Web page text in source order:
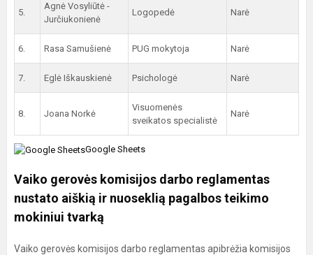
5.
Agnė Vosyliūtė -
Jurčiukonienė
Logopedė Narė
6. Rasa Samušienė PUG mokytoja Narė
7. Eglė Iškauskienė Psichologė Narė
8. Joana Norkė
Visuomenės
sveikatos specialistė
Narė
Google Sheets
Vaiko gerovės komisijos darbo reglamentas
nustato aiškią ir nuoseklią pagalbos teikimo
mokiniui tvarką
Vaiko gerovės komisijos darbo reglamentas apibrėžia komisijos